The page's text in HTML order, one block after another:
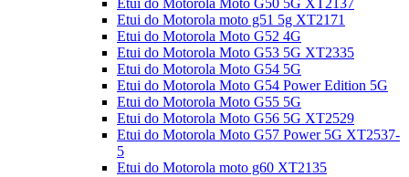
Etui do Motorola Moto G50 5G XT2137
Etui do Motorola moto g51 5g XT2171
Etui do Motorola Moto G52 4G
Etui do Motorola Moto G53 5G XT2335
Etui do Motorola Moto G54 5G
Etui do Motorola Moto G54 Power Edition 5G
Etui do Motorola Moto G55 5G
Etui do Motorola Moto G56 5G XT2529
Etui do Motorola Moto G57 Power 5G XT2537-
5
Etui do Motorola moto g60 XT2135